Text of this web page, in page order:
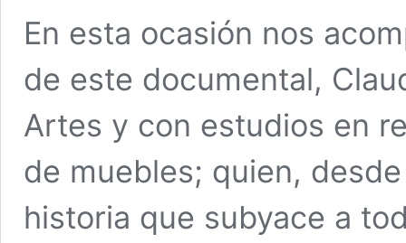
En esta ocasión nos
de este documental,
Artes y con estudios en
de muebles; quien,
historia que subyace a